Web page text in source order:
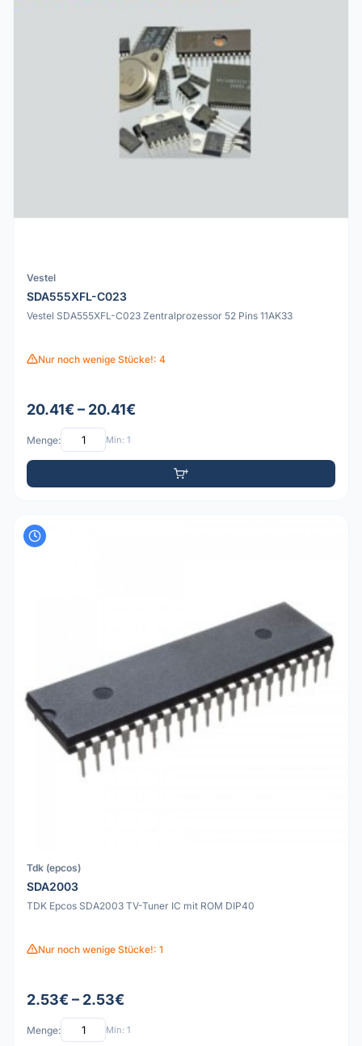
Vestel
SDA555XFL-C023
Vestel SDA555XFL-C023 Zentralprozessor 52 Pins 11AK33
Nur noch wenige Stücke!: 4
20.41€ – 20.41€
Menge: Min: 1
Tdk (epcos)
SDA2003
TDK Epcos SDA2003 TV-Tuner IC mit ROM DIP40
Nur noch wenige Stücke!: 1
2.53€ – 2.53€
Menge: Min: 1